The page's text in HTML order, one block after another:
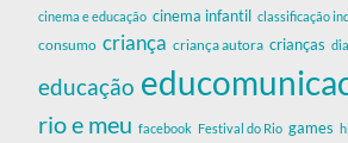
cinema e educação cinema infantil classificação
consumo criança criança autora crianças
educação
rio e meu facebook Festival do Rio games